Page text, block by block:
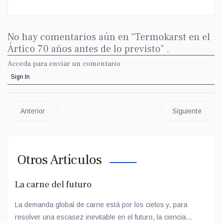
No hay comentarios aún en “Termokarst en el
Ártico 70 años antes de lo previsto” .
Acceda para enviar un comentario
Sign In
Anterior Siguiente
Otros Artículos
La carne del futuro
La demanda global de carne está por los cielos y, para
resolver una escasez inevitable en el futuro, la ciencia...